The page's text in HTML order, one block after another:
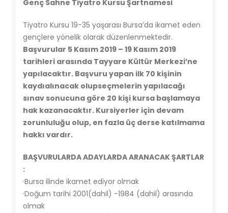
Genç Sahne Tiyatro Kursu Şartnamesi
Tiyatro Kursu 19-35 yaşarası Bursa’da ikamet eden
gençlere yönelik olarak düzenlenmektedir.
Başvurular 5 Kasım 2019 – 19 Kasım 2019
tarihleri arasında Tayyare Kültür Merkezi’ne
yapılacaktır. Başvuru yapan ilk 70 kişinin
kaydıalınacak olupseçmelerin yapılacağı
sınav sonucuna göre 20 kişi kursa başlamaya
hak kazanacaktır. Kursiyerler için devam
zorunluluğu olup, en fazla üç derse katılmama
hakkı vardır.
BAŞVURULARDA ADAYLARDA ARANACAK ŞARTLAR
:
·Bursa ilinde ikamet ediyor olmak
·Doğum tarihi 2001(dahil) -1984 (dahil) arasında
olmak